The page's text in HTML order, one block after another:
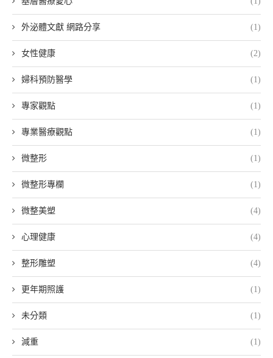
外泌體文獻 網路分享 (1)
女性健康 (2)
婦科預防醫學 (1)
專家觀點 (1)
專業醫療觀點 (1)
微整形 (1)
微整形專欄 (1)
微整美塑 (4)
心理健康 (4)
整形雕塑 (4)
更年期照護 (1)
未分類 (1)
減重 (1)